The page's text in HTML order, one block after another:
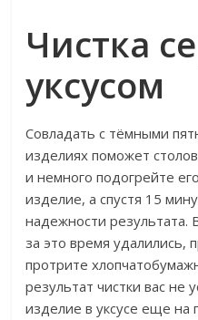
Чистка
уксусом
Совладать с тёмными
изделиях поможет
и немного подогрейте
изделие, а спустя 15
надежности результата.
за это время удалились,
протрите
результат чистки вас не
изделие в уксусе еще на